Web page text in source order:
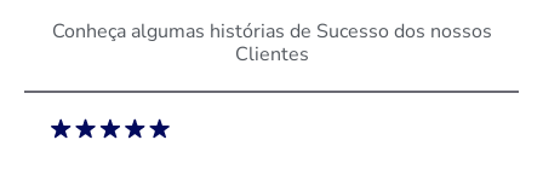
Conheça algumas histórias de Sucesso dos nossos
Clientes